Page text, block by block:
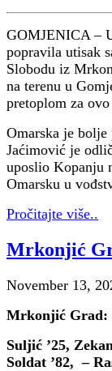
GOMJENICA –
popravila utisak
Slobodu iz
na terenu u
pretoplom za
Omarska je
Jaćimović je
uposlio Kopanju
Omarsku u
Pročitajte više..
Mrkonjić
November 13,
Mrkonjić Grad:
Suljić ’25,
Soldat ’82, –